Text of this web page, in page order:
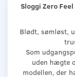
Sloggi Zero
Blødt, sømløst,
Som
uden hægte
modellen, der